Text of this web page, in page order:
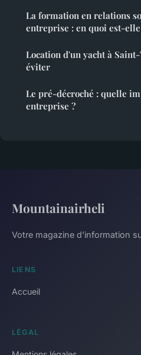
La formation en relations
entreprise : en quoi est-
Location d'un yacht à
éviter
Le pré-décroché : quelle
entreprise ?
Mountainairheli
Votre magazine d'information
LIENS
Accueil
LÉGAL